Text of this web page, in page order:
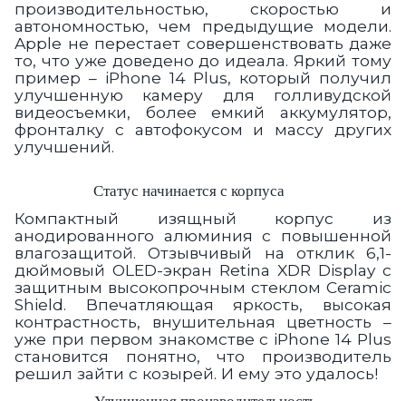
производительностью, скоростью и
автономностью, чем предыдущие модели.
Apple не перестает совершенствовать даже
то, что уже доведено до идеала. Яркий тому
пример – iPhone 14 Plus, который получил
улучшенную камеру для голливудской
видеосъемки, более емкий аккумулятор,
фронталку с автофокусом и массу других
улучшений.
Статус начинается с корпуса
Компактный изящный корпус из
анодированного алюминия с повышенной
влагозащитой. Отзывчивый на отклик 6,1-
дюймовый OLED-экран Retina XDR Display с
защитным высокопрочным стеклом Ceramic
Shield. Впечатляющая яркость, высокая
контрастность, внушительная цветность –
уже при первом знакомстве с iPhone 14 Plus
становится понятно, что производитель
решил зайти с козырей. И ему это удалось!